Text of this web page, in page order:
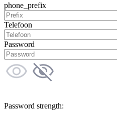
phone_prefix
Telefoon
Password
Password strength: